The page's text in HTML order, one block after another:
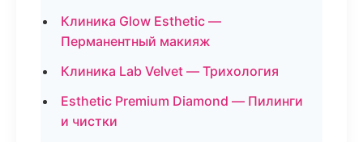
Клиника Glow Esthetic —
Перманентный макияж
Клиника Lab Velvet — Трихология
Esthetic Premium Diamond — Пилинги
и чистки